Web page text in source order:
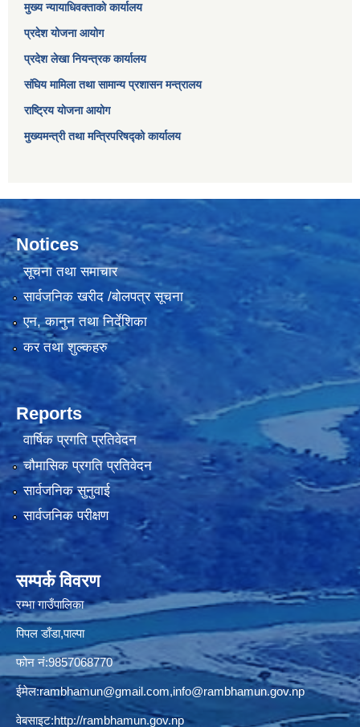
मुख्य न्यायाधिवक्ताको कार्यालय
प्रदेश योजना आयोग
प्रदेश लेखा नियन्त्रक कार्यालय
संघिय मामिला तथा सामान्य प्रशासन मन्त्रालय
राष्ट्रिय योजना आयोग
मुख्यमन्त्री तथा मन्त्रिपरिषद्को कार्यालय
Notices
सूचना तथा समाचार
सार्वजनिक खरीद /बोलपत्र सूचना
एन, कानुन तथा निर्देशिका
कर तथा शुल्कहरु
Reports
वार्षिक प्रगति प्रतिवेदन
चौमासिक प्रगति प्रतिवेदन
सार्वजनिक सुनुवाई
सार्वजनिक परीक्षण
सम्पर्क विवरण
रम्भा गाउँपालिका
पिपल डाँडा,पाल्पा
फोन नं:9857068770
ईमेल:rambhamun@gmail.com,info@rambhamun.gov.np
वेबसाइट:http://rambhamun.gov.np